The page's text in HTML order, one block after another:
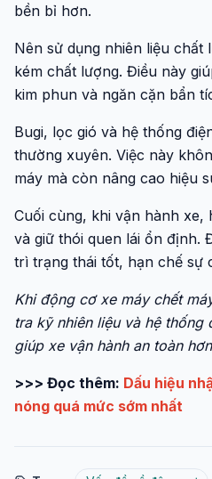
bền bỉ hơn.
Nên sử dụng nhiên liệu
kém chất lượng. Điều này
kim phun và ngăn cặn bẩn
Bugi, lọc gió và hệ thống
thường xuyên. Việc này
máy mà còn nâng cao hiệu
Cuối cùng, khi vận hành
và giữ thói quen lái ổn định.
trì trạng thái tốt, hạn chế sự
Khi động cơ xe máy chết
tra kỹ nhiên liệu và hệ
giúp xe vận hành an toàn
>>> Đọc thêm: Dấu hiệu
nóng quá mức sớm nhất